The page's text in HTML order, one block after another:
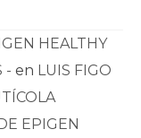
HEALTHY
- en LUIS FIGO
EPIGEN